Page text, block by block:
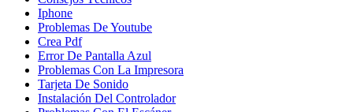
Iphone
Problemas De Youtube
Crea Pdf
Error De Pantalla Azul
Problemas Con La Impresora
Tarjeta De Sonido
Instalación Del Controlador